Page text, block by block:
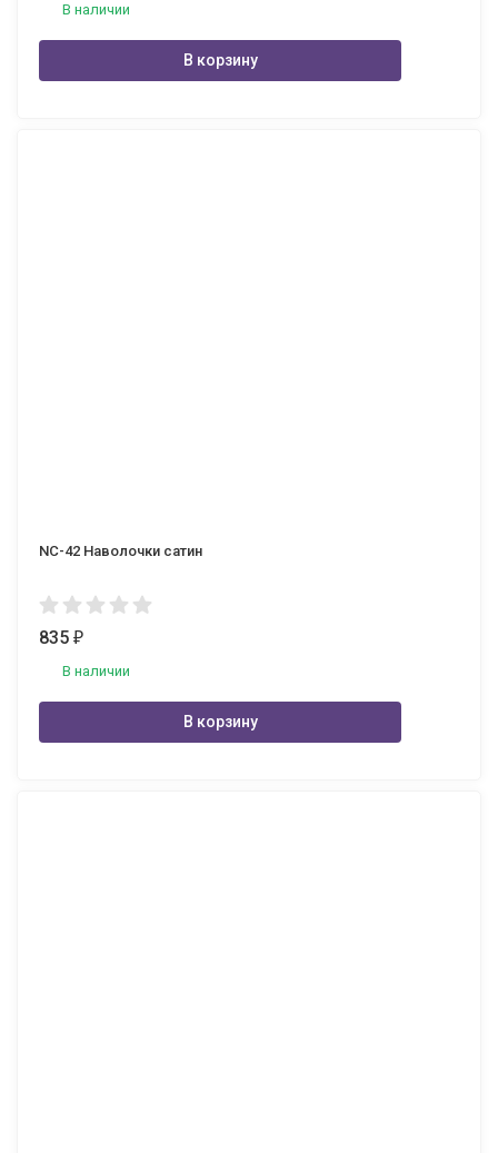
В наличии
В корзину
NC-42 Наволочки сатин
835₽
В наличии
В корзину